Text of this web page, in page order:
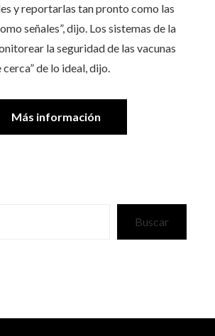
y reportarlas tan pronto como las
señales”, dijo. Los sistemas de la
la seguridad de las vacunas
de lo ideal, dijo.
Más información
Buscar